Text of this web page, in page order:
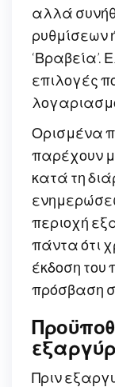
αλλά
ρυθμίσεων
‘Βραβεία’.
επιλογές
Ορισμένα
παρέχουν
κατά τη
περιοχή
πάντα ότι
έκδοση του
πρόσβαση
Πριν